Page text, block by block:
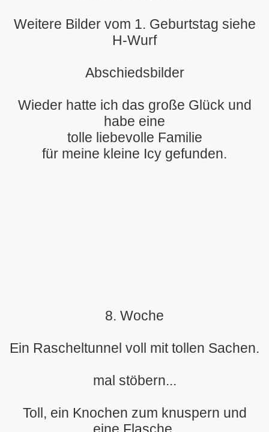
Weitere Bilder vom 1. Geburtstag siehe
H-Wurf
Abschiedsbilder
Wieder hatte ich das große Glück und
habe eine
tolle liebevolle Familie
für meine kleine Icy gefunden.
8. Woche
Ein Rascheltunnel voll mit tollen Sachen.
mal stöbern...
Toll, ein Knochen zum knuspern und